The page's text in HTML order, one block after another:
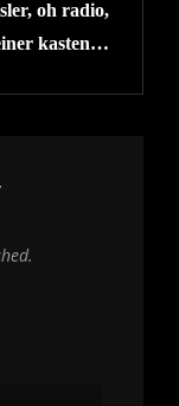
oh radio,
kasten…